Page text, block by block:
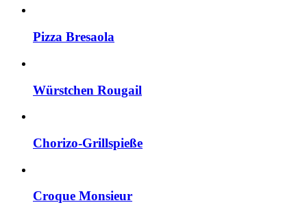
Pizza Bresaola
Würstchen Rougail
Chorizo-Grillspieße
Croque Monsieur